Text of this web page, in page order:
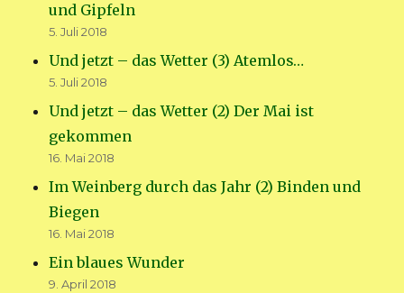
und Gipfeln
5. Juli 2018
Und jetzt – das Wetter (3) Atemlos…
5. Juli 2018
Und jetzt – das Wetter (2) Der Mai ist
gekommen
16. Mai 2018
Im Weinberg durch das Jahr (2) Binden und
Biegen
16. Mai 2018
Ein blaues Wunder
9. April 2018